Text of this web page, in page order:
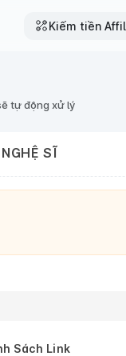
Kiếm tiền
tự động xử lý
SĨ
Sách Link